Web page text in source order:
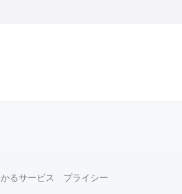
るサービス プライシー